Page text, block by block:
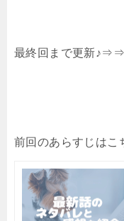
最終回まで更新♪⇒⇒
前回のあらすじはこ